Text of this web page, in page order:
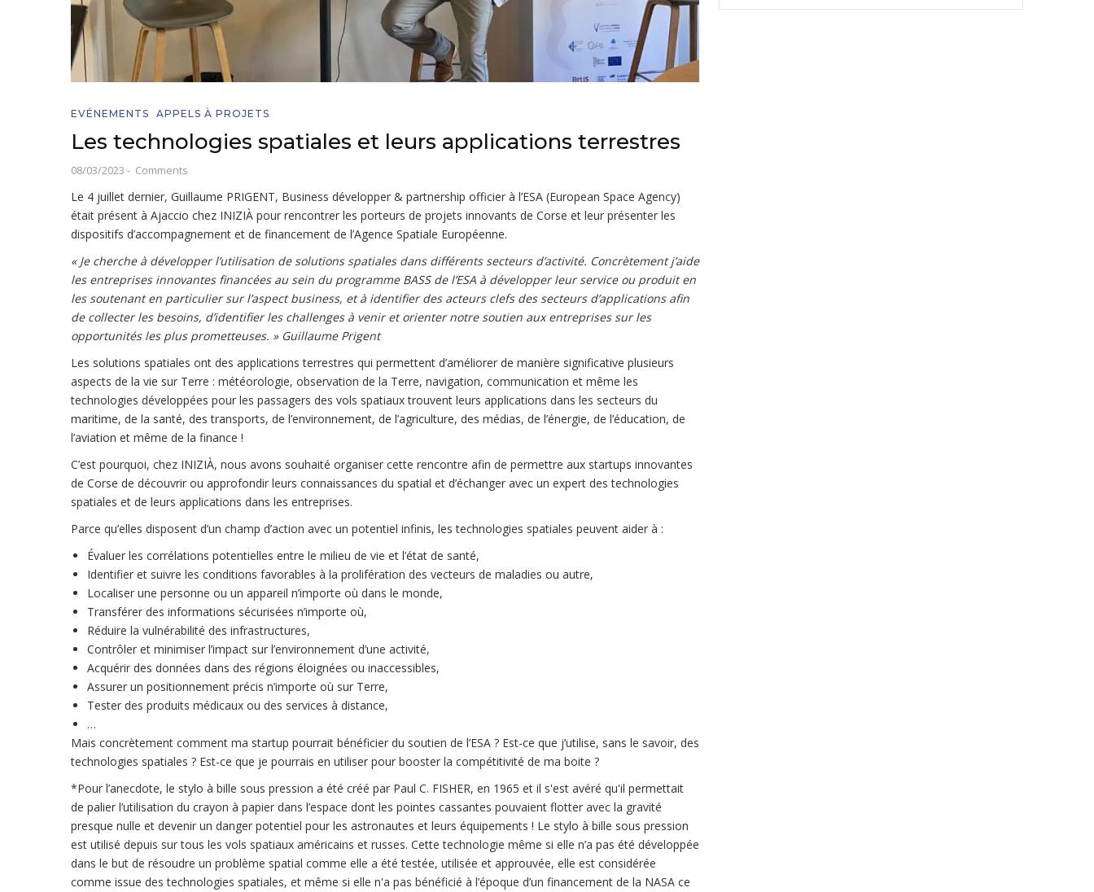
EVÉNEMENTS APPELS À PROJETS
Les technologies spatiales et leurs applications terrestres
08/03/2023 - Comments
Le 4 juillet dernier, Guillaume PRIGENT, Business développer & partnership officier à l’ESA (European Space Agency)
était présent à Ajaccio chez INIZIÀ pour rencontrer les porteurs de projets innovants de Corse et leur présenter les
dispositifs d’accompagnement et de financement de l’Agence Spatiale Européenne.
« Je cherche à développer l’utilisation de solutions spatiales dans différents secteurs d’activité. Concrètement j’aide
les entreprises innovantes financées au sein du programme BASS de l’ESA à développer leur service ou produit en
les soutenant en particulier sur l’aspect business, et à identifier des acteurs clefs des secteurs d’applications afin
de collecter les besoins, d’identifier les challenges à venir et orienter notre soutien aux entreprises sur les
opportunités les plus prometteuses. » Guillaume Prigent
Les solutions spatiales ont des applications terrestres qui permettent d’améliorer de manière significative plusieurs
aspects de la vie sur Terre : météorologie, observation de la Terre, navigation, communication et même les
technologies développées pour les passagers des vols spatiaux trouvent leurs applications dans les secteurs du
maritime, de la santé, des transports, de l’environnement, de l’agriculture, des médias, de l’énergie, de l’éducation, de
l’aviation et même de la finance !
C’est pourquoi, chez INIZIÀ, nous avons souhaité organiser cette rencontre afin de permettre aux startups innovantes
de Corse de découvrir ou approfondir leurs connaissances du spatial et d’échanger avec un expert des technologies
spatiales et de leurs applications dans les entreprises.
Parce qu’elles disposent d’un champ d’action avec un potentiel infinis, les technologies spatiales peuvent aider à :
Évaluer les corrélations potentielles entre le milieu de vie et l’état de santé,
Identifier et suivre les conditions favorables à la prolifération des vecteurs de maladies ou autre,
Localiser une personne ou un appareil n’importe où dans le monde,
Transférer des informations sécurisées n’importe où,
Réduire la vulnérabilité des infrastructures,
Contrôler et minimiser l’impact sur l’environnement d’une activité,
Acquérir des données dans des régions éloignées ou inaccessibles,
Assurer un positionnement précis n’importe où sur Terre,
Tester des produits médicaux ou des services à distance,
…
Mais concrètement comment ma startup pourrait bénéficier du soutien de l’ESA ? Est-ce que j’utilise, sans le savoir, des
technologies spatiales ? Est-ce que je pourrais en utiliser pour booster la compétitivité de ma boite ?
*Pour l’anecdote, le stylo à bille sous pression a été créé par Paul C. FISHER, en 1965 et il s'est avéré qu'il permettait
de palier l’utilisation du crayon à papier dans l’espace dont les pointes cassantes pouvaient flotter avec la gravité
presque nulle et devenir un danger potentiel pour les astronautes et leurs équipements ! Le stylo à bille sous pression
est utilisé depuis sur tous les vols spatiaux américains et russes. Cette technologie même si elle n’a pas été développée
dans le but de résoudre un problème spatial comme elle a été testée, utilisée et approuvée, elle est considérée
comme issue des technologies spatiales, et même si elle n'a pas bénéficié à l’époque d’un financement de la NASA ce